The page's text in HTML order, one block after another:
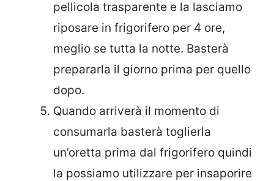
pellicola trasparente e la lasciamo
riposare in frigorifero per 4 ore,
meglio se tutta la notte. Basterà
prepararla il giorno prima per quello
dopo.
Quando arriverà il momento di
consumarla basterà toglierla
un’oretta prima dal frigorifero quindi
la possiamo utilizzare per insaporire